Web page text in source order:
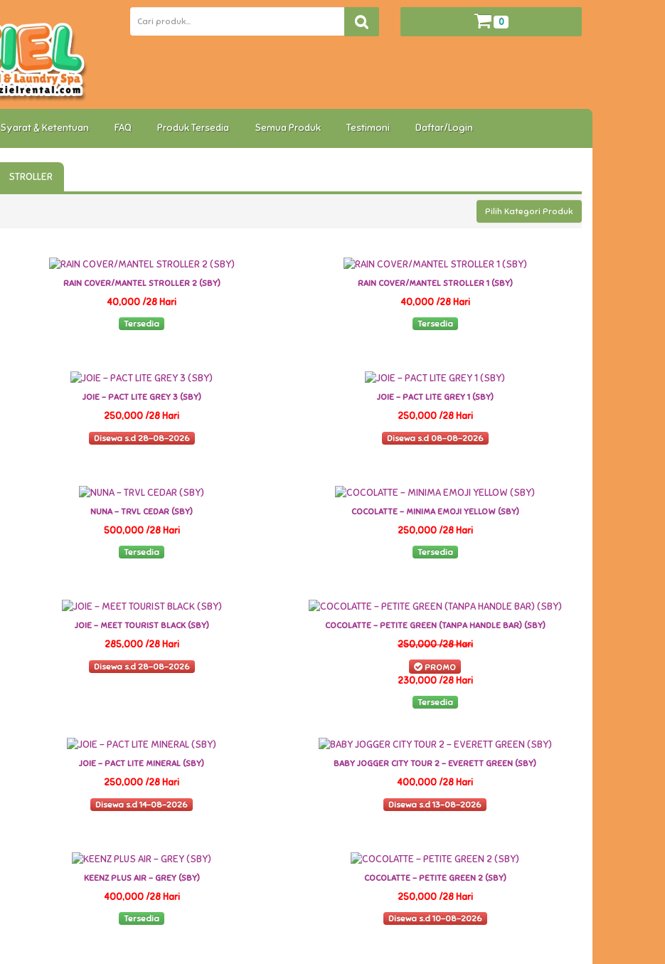
0
Syarat & Ketentuan FAQ Produk Tersedia Semua Produk Testimoni Daftar/Login
STROLLER
Pilih Kategori Produk
RAIN COVER/MANTEL STROLLER 2 (SBY)
40,000 /28 Hari
Tersedia
RAIN COVER/MANTEL STROLLER 1 (SBY)
40,000 /28 Hari
Tersedia
JOIE - PACT LITE GREY 3 (SBY)
250,000 /28 Hari
Disewa s.d 28-08-2026
JOIE - PACT LITE GREY 1 (SBY)
250,000 /28 Hari
Disewa s.d 08-08-2026
NUNA - TRVL CEDAR (SBY)
500,000 /28 Hari
Tersedia
COCOLATTE - MINIMA EMOJI YELLOW (SBY)
250,000 /28 Hari
Tersedia
JOIE - MEET TOURIST BLACK (SBY)
285,000 /28 Hari
Disewa s.d 28-08-2026
COCOLATTE - PETITE GREEN (TANPA HANDLE BAR) (SBY)
250,000 /28 Hari
PROMO
230,000 /28 Hari
Tersedia
JOIE - PACT LITE MINERAL (SBY)
250,000 /28 Hari
Disewa s.d 14-08-2026
BABY JOGGER CITY TOUR 2 - EVERETT GREEN (SBY)
400,000 /28 Hari
Disewa s.d 13-08-2026
KEENZ PLUS AIR - GREY (SBY)
400,000 /28 Hari
Tersedia
COCOLATTE - PETITE GREEN 2 (SBY)
250,000 /28 Hari
Disewa s.d 10-08-2026